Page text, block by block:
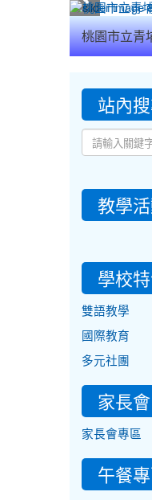
桃園市立青
::: 站內
教學
學校
雙語教學
國際教育
多元社團
家長會
家長會專區
午餐